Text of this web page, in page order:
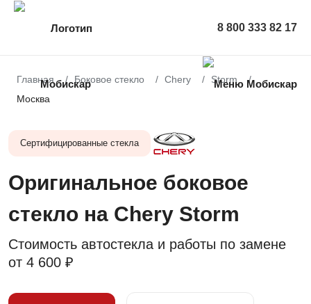
8 800 333 82 17
Главная Боковое стекло Chery
Storm
Москва
Сертифицированные стекла
Оригинальное боковое
стекло на Chery Storm
Стоимость автостекла и работы по замене
от 4 600 ₽